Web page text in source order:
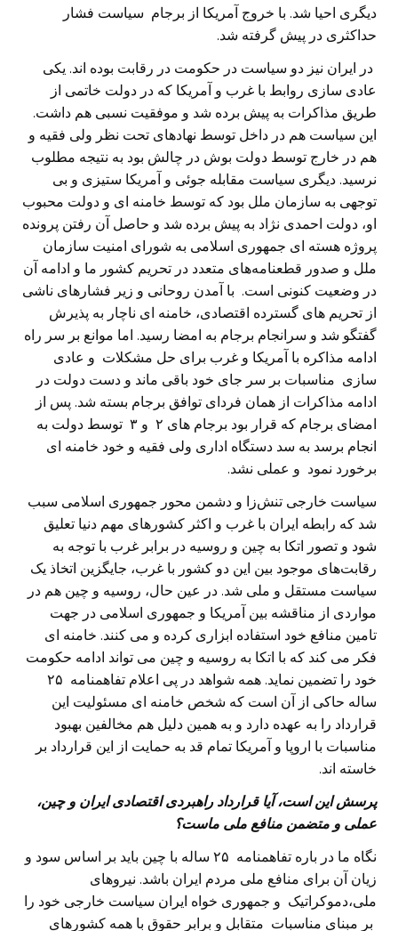
دیگری احیا شد. با خروج آمریکا از برجام سیاست فشار
حداکثری در پیش گرفته شد.
در ایران نیز دو سیاست در حکومت در رقابت بوده اند. یکی
عادی سازی روابط با غرب و آمریکا که در دولت خاتمی از
طریق مذاکرات به پیش برده شد و موفقیت نسبی هم داشت.
این سیاست هم در داخل توسط نهادهای تحت نظر ولی فقیه و
هم در خارج توسط دولت بوش در چالش بود به نتیجه مطلوب
نرسید. دیگری سیاست مقابله جوئی و آمریکا ستیزی و بی
توجهی به سازمان ملل بود که توسط خامنه ای و دولت محبوب
او، دولت احمدی نژاد به پیش برده شد و حاصل آن رفتن پرونده
پروژه هسته ای جمهوری اسلامی به شورای امنیت سازمان
ملل و صدور قطعنامه‌های متعدد در تحریم کشور ما و ادامه آن
در وضعیت کنونی است. با آمدن روحانی و زیر فشارهای ناشی
از تحریم های گسترده اقتصادی، خامنه ای ناچار به پذیرش
گفتگو شد و سرانجام برجام به امضا رسید. اما موانع بر سر راه
ادامه مذاکره با آمریکا و غرب برای حل مشکلات و عادی
سازی مناسبات بر سر جای خود باقی ماند و دست دولت در
ادامه مذاکرات از همان فردای توافق برجام بسته شد. پس از
امضای برجام که قرار بود برجام های ۲ و ۳ توسط دولت به
انجام برسد به سد دستگاه اداری ولی فقیه و خود خامنه ای
برخورد نمود و عملی نشد.
سیاست خارجی تنش‌زا و دشمن محور جمهوری اسلامی سبب
شد که رابطه ایران با غرب و اکثر کشورهای مهم دنیا تعلیق
شود و تصور اتکا به چین و روسیه در برابر غرب با توجه به
رقابت‌های موجود بین این دو کشور با غرب، جایگزین اتخاذ یک
سیاست مستقل و ملی شد. در عین حال، روسیه و چین هم در
مواردی از مناقشه بین آمریکا و جمهوری اسلامی در جهت
تامین منافع خود استفاده ابزاری کرده و می کنند. خامنه ای
فکر می کند که با اتکا به روسیه و چین می تواند ادامه حکومت
خود را تضمین نماید. همه شواهد در پی اعلام تفاهمنامه ۲۵
ساله حاکی از آن است که شخص خامنه ای مسئولیت این
قرارداد را به عهده دارد و به همین دلیل هم مخالفین بهبود
مناسبات با اروپا و آمریکا تمام قد به حمایت از این قرارداد بر
خاسته اند.
پرسش این است، آیا قرارداد راهبردی اقتصادی ایران و چین،
عملی و متضمن منافع ملی ماست؟
نگاه ما در باره تفاهمنامه ۲۵ ساله با چین باید بر اساس سود و
زیان آن برای منافع ملی مردم ایران باشد. نیروهای
ملی،دموکراتیک و جمهوری خواه ایران سیاست خارجی خود را
بر مبنای مناسبات متقابل و برابر حقوق با همه کشورهای